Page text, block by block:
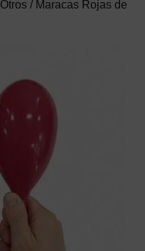
Otros / Maracas Rojas de